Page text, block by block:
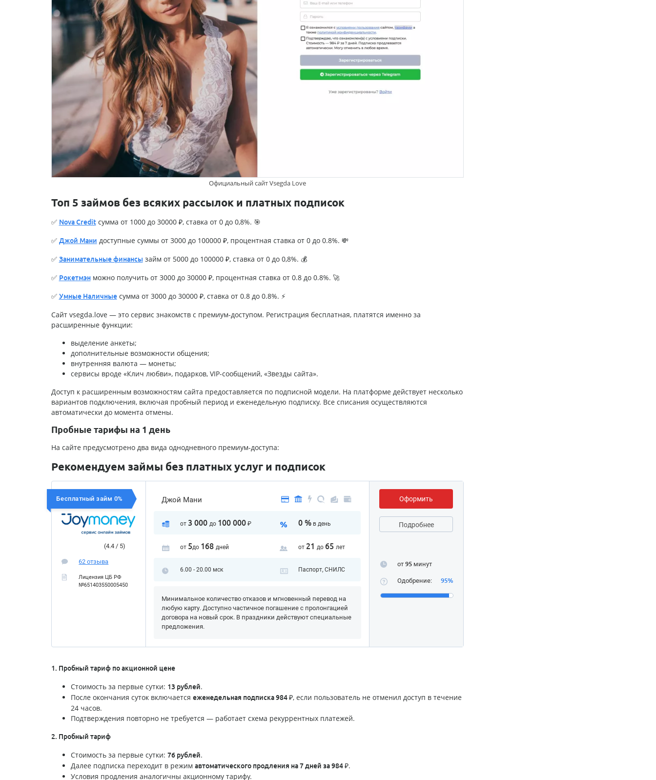
Официальный сайт Vsegda Love
Топ 5 займов без всяких рассылок и платных подписок
✅ Nova Creditсумма от 1000 до 30000 ₽, ставка от 0 до 0,8%. 🎯
✅ Джой Мани доступные суммы от 3000 до 100000 ₽, процентная ставка от 0 до 0.8%. 💸
✅ Занимательные финансы займ от 5000 до 100000 ₽, ставка от 0 до 0,8%. 💰
✅ Рокетмэнможно получить от 3000 до 30000 ₽, процентная ставка от 0.8 до 0.8%. 🚀
✅ Умные Наличныесумма от 3000 до 30000 ₽, ставка от 0.8 до 0.8%. ⚡
Сайт vsegda.love — это сервис знакомств с премиум-доступом. Регистрация бесплатная, платятся именно за
расширенные функции:
выделение анкеты;
дополнительные возможности общения;
внутренняя валюта — монеты;
сервисы вроде «Клич любви», подарков, VIP-сообщений, «Звезды сайта».
Доступ к расширенным возможностям сайта предоставляется по подписной модели. На платформе действует несколько
вариантов подключения, включая пробный период и еженедельную подписку. Все списания осуществляются
автоматически до момента отмены.
Пробные тарифы на 1 день
На сайте предусмотрено два вида однодневного премиум-доступа:
Рекомендуем займы без платных услуг и подписок
Бесплатный займ 0% Джой Мани
(4.4 / 5)
62 отзыва
Лицензия ЦБ РФ
№651403550005450
от 3 000 до 100 000₽ 0 %в день
от 5до 168 дней от 21 до 65 лет
6.00 - 20.00 мск Паспорт, СНИЛС
от 95минут
Одобрение: 95%
Минимальное количество отказов и мгновенный перевод на
любую карту. Доступно частичное погашение с пролонгацией
договора на новый срок. В праздники действуют специальные
предложения.
Оформить
Подробнее
1. Пробный тариф по акционной цене
Стоимость за первые сутки: 13 рублей.
После окончания суток включается еженедельная подписка 984 ₽, если пользователь не отменил доступ в течение
24 часов.
Подтверждения повторно не требуется — работает схема рекуррентных платежей.
2. Пробный тариф
Стоимость за первые сутки: 76 рублей.
Далее подписка переходит в режим автоматического продления на 7 дней за 984 ₽.
Условия продления аналогичны акционному тарифу.